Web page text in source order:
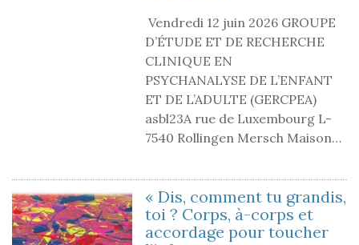
Vendredi 12 juin 2026 GROUPE
D’ÉTUDE ET DE RECHERCHE
CLINIQUE EN
PSYCHANALYSE DE L’ENFANT
ET DE L’ADULTE (GERCPEA)
asbl23A rue de Luxembourg L-
7540 Rollingen Mersch Maison…
« Dis, comment tu grandis,
toi ? Corps, à-corps et
accordage pour toucher